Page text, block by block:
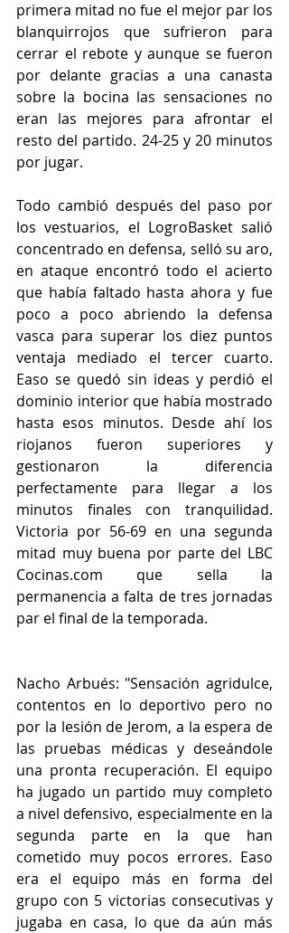
primera mitad no fue el mejor par los
blanquirrojos que sufrieron para
cerrar el rebote y aunque se fueron
por delante gracias a una canasta
sobre la bocina las sensaciones no
eran las mejores para afrontar el
resto del partido. 24-25 y 20 minutos
por jugar.
Todo cambió después del paso por
los vestuarios, el LogroBasket salió
concentrado en defensa, selló su aro,
en ataque encontró todo el acierto
que había faltado hasta ahora y fue
poco a poco abriendo la defensa
vasca para superar los diez puntos
ventaja mediado el tercer cuarto.
Easo se quedó sin ideas y perdió el
dominio interior que había mostrado
hasta esos minutos. Desde ahí los
riojanos fueron superiores y
gestionaron la diferencia
perfectamente para llegar a los
minutos finales con tranquilidad.
Victoria por 56-69 en una segunda
mitad muy buena por parte del LBC
Cocinas.com que sella la
permanencia a falta de tres jornadas
par el final de la temporada.
Nacho Arbués: "Sensación agridulce,
contentos en lo deportivo pero no
por la lesión de Jerom, a la espera de
las pruebas médicas y deseándole
una pronta recuperación. El equipo
ha jugado un partido muy completo
a nivel defensivo, especialmente en la
segunda parte en la que han
cometido muy pocos errores. Easo
era el equipo más en forma del
grupo con 5 victorias consecutivas y
jugaba en casa, lo que da aún más